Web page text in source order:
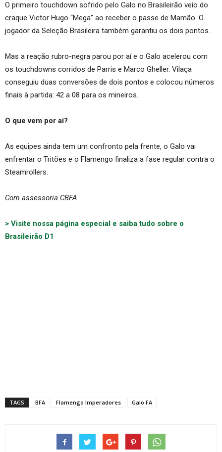
O primeiro touchdown sofrido pelo Galo no Brasileirão veio do
craque Victor Hugo “Mega” ao receber o passe de Mamão. O
jogador da Seleção Brasileira também garantiu os dois pontos.
Mas a reação rubro-negra parou por aí e o Galo acelerou com
os touchdowns corridos de Parris e Marco Gheller. Vilaça
conseguiu duas conversões de dois pontos e colocou números
finais à partida: 42 a 08 para os mineiros.
O que vem por aí?
As equipes ainda tem um confronto pela frente, o Galo vai
enfrentar o Tritões e o Flamengo finaliza a fase regular contra o
Steamrollers.
Com assessoria CBFA
> Visite nossa página especial e saiba tudo sobre o
Brasileirão D1
TAGS BFA Flamengo Imperadores Galo FA